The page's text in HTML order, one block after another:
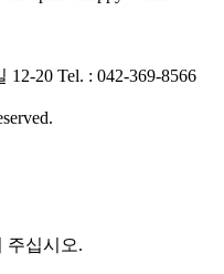
20 Tel. : 042-369-8566
주십시오.